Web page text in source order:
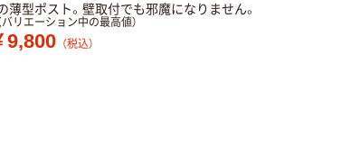
薄型ポスト。壁取付でも邪魔になりません。
バリエーション中の最高値）
9,800 （税込）